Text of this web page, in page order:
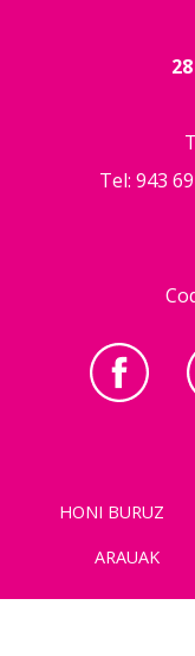
Tel: 943
HONI BURUZ
ARAUAK